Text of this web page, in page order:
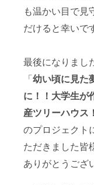
も温かい目で見
だけると幸いで
最後になりまし
「幼い頃に見た
に！！大学生が
産ツリーハウス！
のプロジェクト
ただきました皆
ありがとうござ